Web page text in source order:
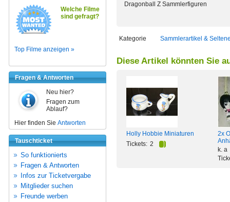
Welche Filme
sind gefragt?
Top Filme anzeigen »
Fragen & Antworten
Neu hier?
Fragen zum
Ablauf?
Hier finden Sie Antworten
Tauschticket
So funktionierts
Fragen & Antworten
Infos zur Ticketvergabe
Mitglieder suchen
Freunde werben
Dragonball Z Sammlerfiguren
Kategorie Sammlerartikel &
Diese Artikel könnten Sie
Holly Hobbie Miniaturen
Tickets: 2
2x
k. a